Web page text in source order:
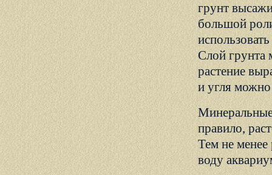
грунт
большой
Слой грунта
растение
и угля
Минеральные
правило,
Тем не менее
воду